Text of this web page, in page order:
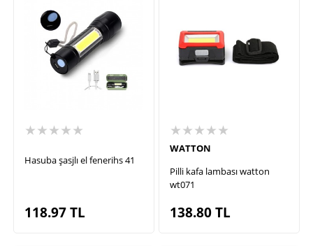
★★★★★
Hasuba şasjlı el fenerihs 41
118.97TL
★★★★★
WATTON
Pilli kafa lambası watton
wt071
138.80TL